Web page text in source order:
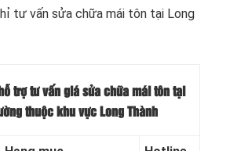
tư vấn sửa chữa mái tôn tại Long
trợ tư vấn giá sửa chữa mái tôn tại
thuộc khu vực Long Thành